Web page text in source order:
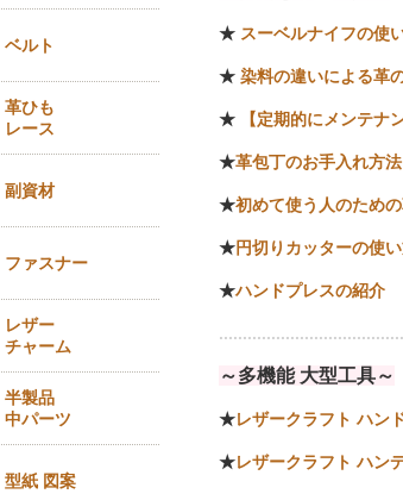
★ スーベルナイフの使
★ 染料の違いによる革
★ 【定期的にメンテナ
★革包丁のお手入れ方法
★初めて使う人のため
★円切りカッターの使
★ハンドプレスの紹介
～多機能 大型工具～
★レザークラフト ハン
★レザークラフト ハン
ベルト
革ひも
レース
副資材
ファスナー
レザー
チャーム
半製品
中パーツ
型紙 図案